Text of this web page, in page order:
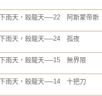
雨天，殺龍天──22 阿斯蒙帝斯
雨天，殺龍天──24 孤夜
雨天，殺龍天──15 無界限
雨天，殺龍天──14 十把刀